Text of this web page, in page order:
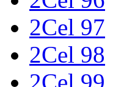
2Cel 97
2Cel 98
2Cel 99